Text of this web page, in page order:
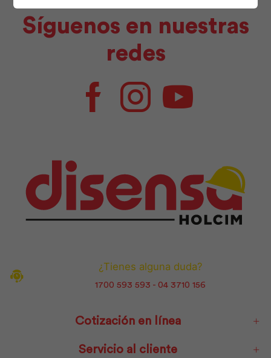
Síguenos en nuestras
redes
FacebookInstagramYoutube
¿Tienes alguna duda?
1700 593 593 - 04 3710 156
Cotización en línea
Servicio al cliente